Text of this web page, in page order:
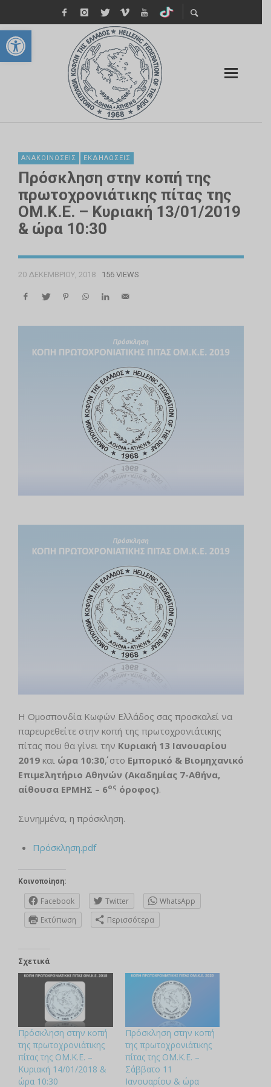
Ανοίξτε τη γραμμή εργαλείων
ΑΝΑΚΟΙΝΏΣΕΙΣ ΕΚΔΗΛΏΣΕΙΣ
Πρόσκληση στην κοπή της
πρωτοχρονιάτικης πίτας της
ΟΜ.Κ.Ε. – Κυριακή 13/01/2019
& ώρα 10:30
20 ΔΕΚΕΜΒΡΊΟΥ, 2018 156 VIEWS
Η Ομοσπονδία Κωφών Ελλάδος σας προσκαλεί να
παρευρεθείτε στην κοπή της πρωτοχρονιάτικης
πίτας που θα γίνει την Κυριακή 13 Ιανουαρίου
2019 και ώρα 10:30΄, στο Εμπορικό & Βιομηχανικό
Επιμελητήριο Αθηνών (Ακαδημίας 7-Αθήνα,
αίθουσα ΕΡΜΗΣ – 6ος όροφος).
Συνημμένα, η πρόσκληση.
Πρόσκληση.pdf
Κοινοποίηση:
Facebook Twitter
WhatsApp
Εκτύπωση
Περισσότερα
Σχετικά
Πρόσκληση στην κοπή
της πρωτοχρονιάτικης
πίτας της ΟΜ.Κ.Ε. –
Κυριακή 14/01/2018 &
ώρα 10:30
Πρόσκληση στην κοπή
της πρωτοχρονιάτικης
πίτας της ΟΜ.Κ.Ε. –
Σάββατο 11
Ιανουαρίου & ώρα